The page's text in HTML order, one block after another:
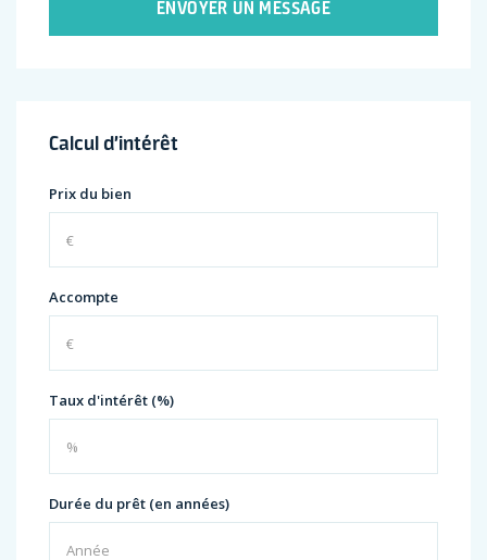
ENVOYER UN MESSAGE
Calcul d’intérêt
Prix du bien
Accompte
Taux d'intérêt (%)
Durée du prêt (en années)